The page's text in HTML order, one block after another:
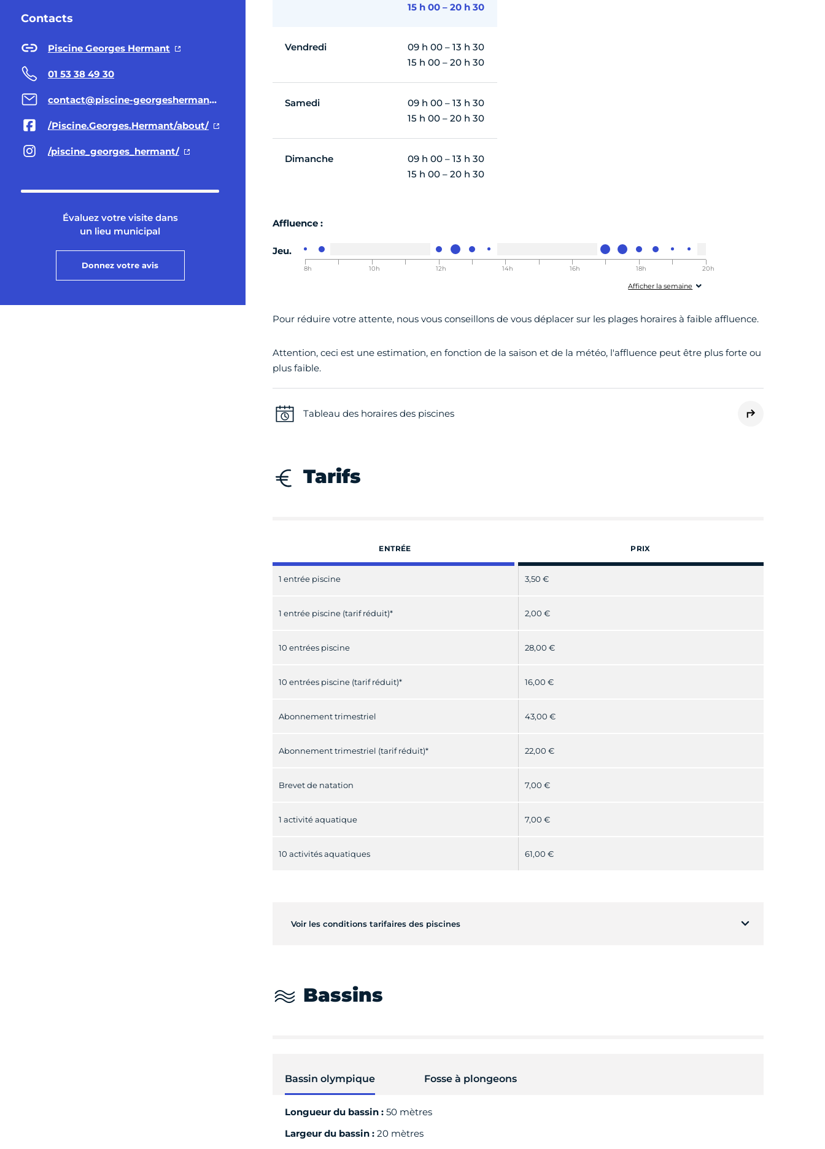
Contacts
Piscine Georges Hermant
01 53 38 49 30
contact@piscine-georgeshermant.fr
/Piscine.Georges.Hermant/about/
/piscine_georges_hermant/
Évaluez votre visite dans
un lieu municipal
Donnez votre avis
15 h 00 – 20 h 30
Vendredi
09 h 00 – 13 h 30
15 h 00 – 20 h 30
Samedi
09 h 00 – 13 h 30
15 h 00 – 20 h 30
Dimanche
09 h 00 – 13 h 30
15 h 00 – 20 h 30
Affluence :
Jeu.
8h
00-8h30 10h
00-10h30 12h
00-12h30 14h
00-14h30 16h
00-16h30 18h
00-18h30 20h
00-20h30
Afficher la semaine
Pour réduire votre attente, nous vous conseillons de vous déplacer sur les plages horaires à faible affluence.
Attention, ceci est une estimation, en fonction de la saison et de la météo, l'affluence peut être plus forte ou
plus faible.
Tableau des horaires des piscines
Tarifs
ENTRÉE PRIX
1 entrée piscine 3,50 €
1 entrée piscine (tarif réduit)* 2,00 €
10 entrées piscine 28,00 €
10 entrées piscine (tarif réduit)* 16,00 €
Abonnement trimestriel 43,00 €
Abonnement trimestriel (tarif réduit)* 22,00 €
Brevet de natation 7,00 €
1 activité aquatique 7,00 €
10 activités aquatiques 61,00 €
Voir les conditions tarifaires des piscines
Bassins
Bassin olympique Fosse à plongeons
Longueur du bassin : 50 mètres
Largeur du bassin : 20 mètres